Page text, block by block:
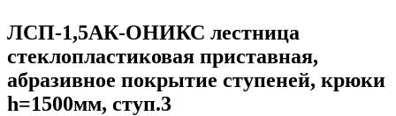
ЛСП-1,5АК-ОНИКС лестница
стеклопластиковая приставная,
абразивное покрытие ступеней, крюки
h=1500мм, ступ.3